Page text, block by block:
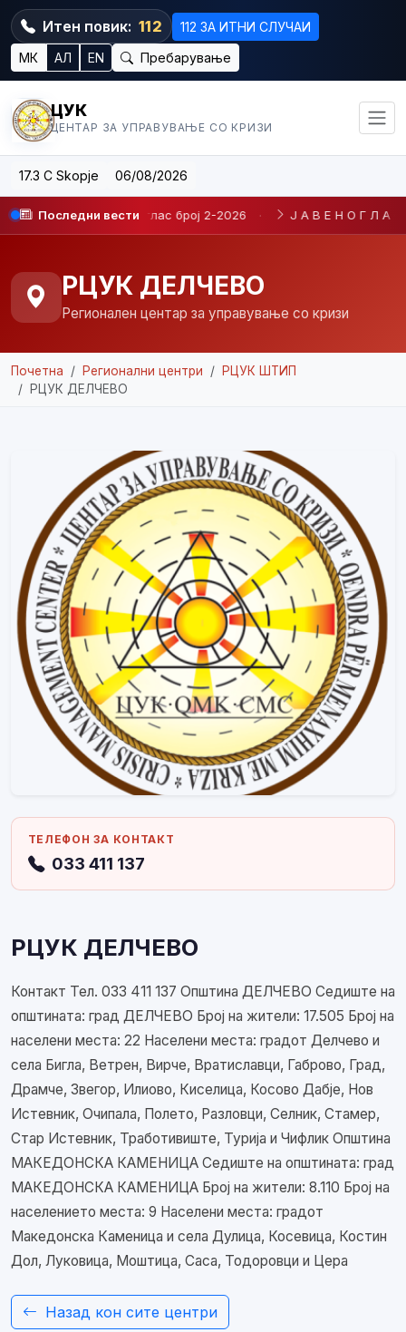
Итен повик: 112 112 ЗА ИТНИ СЛУЧАИ
МК АЛ EN Пребарување
ЦУК
ЦЕНТАР ЗА УПРАВУВАЊЕ СО КРИЗИ
17.3 C Skopje 06/08/2026
Последни вести
на јавен оглас број 2-2026 · Ј А В Е Н О Г Л А С БР.
РЦУК ДЕЛЧЕВО
Регионален центар за управување со кризи
Почетна Регионални центри
РЦУК ШТИП
РЦУК ДЕЛЧЕВО
ТЕЛЕФОН ЗА КОНТАКТ
033 411 137
РЦУК ДЕЛЧЕВО
Контакт Тел. 033 411 137 Општина ДЕЛЧЕВО Седиште на
општината: град ДЕЛЧЕВО Број на жители: 17.505 Број на
населени места: 22 Населени места: градот Делчево и
села Бигла, Ветрен, Вирче, Вратиславци, Габрово, Град,
Драмче, Звегор, Илиово, Киселица, Косово Дабје, Нов
Истевник, Очипала, Полето, Разловци, Селник, Стамер,
Стар Истевник, Тработивиште, Турија и Чифлик Општина
МАКЕДОНСКА КАМЕНИЦА Седиште на општината: град
МАКЕДОНСКА КАМЕНИЦА Број на жители: 8.110 Број на
населението места: 9 Населени места: градот
Македонска Каменица и села Дулица, Косевица, Костин
Дол, Луковица, Моштица, Саса, Тодоровци и Цера
Назад кон сите центри